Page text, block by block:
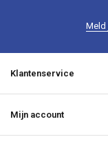
Meld
Klantenservice
Mijn account